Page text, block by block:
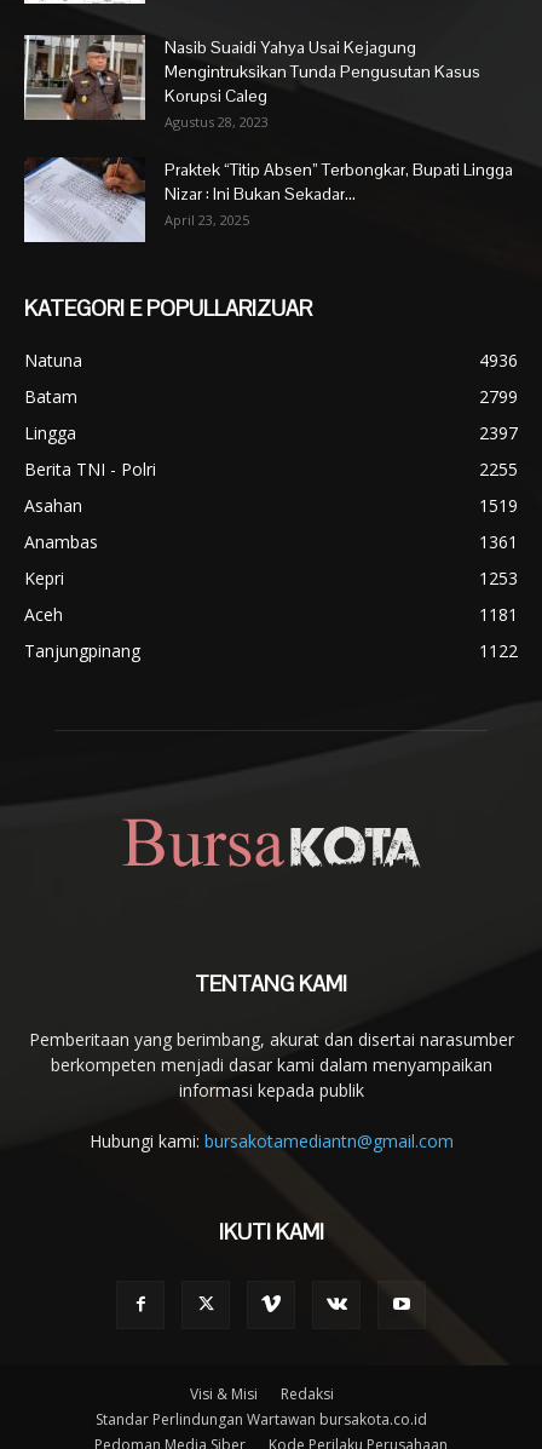
Nasib Suaidi Yahya Usai Kejagung
Mengintruksikan Tunda Pengusutan Kasus
Korupsi Caleg
Agustus 28, 2023
Praktek “Titip Absen” Terbongkar, Bupati Lingga
Nizar : Ini Bukan Sekadar...
April 23, 2025
KATEGORI E POPULLARIZUAR
Natuna
4936
Batam
2799
Lingga
2397
Berita TNI - Polri
2255
Asahan
1519
Anambas
1361
Kepri
1253
Aceh
1181
Tanjungpinang
1122
TENTANG KAMI
Pemberitaan yang berimbang, akurat dan disertai narasumber
berkompeten menjadi dasar kami dalam menyampaikan
informasi kepada publik
Hubungi kami: bursakotamediantn@gmail.com
IKUTI KAMI
Visi & Misi
Redaksi
Standar Perlindungan Wartawan bursakota.co.id
Pedoman Media Siber
Kode Perilaku Perusahaan